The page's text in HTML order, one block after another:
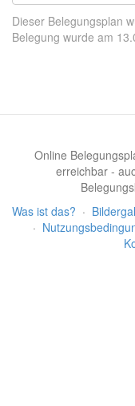
Dieser Belegungsplan
Belegung wurde am
Online
erreichbar -
Was ist das? ·
·